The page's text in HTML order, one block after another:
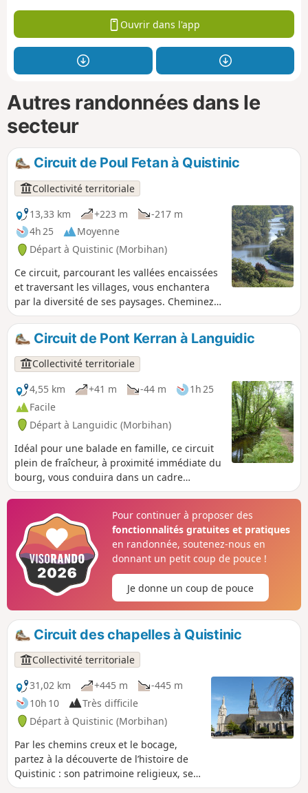
Ouvrir dans l'app
Autres randonnées dans le
secteur
Circuit de Poul Fetan à Quistinic
Collectivité territoriale
13,33 km
+223 m
-217 m
4h 25
Moyenne
Départ à Quistinic (Morbihan)
Ce circuit, parcourant les vallées encaissées
et traversant les villages, vous enchantera
par la diversité de ses paysages. Cheminez
dans d’extraordinaires chemins creux
ombragés par des hêtres centenaires. De
Poul Fetan au Blavet, laissez-vous conter
l’histoire du monde rural gravée dans la
pierre, maisons, granges, puits, fours à
pain, moulins. Au retour, à la belle saison,
allez découvrir Poul Fetan et plongez-vous
dans la vie d'un village en 1850.
Circuit de Pont Kerran à Languidic
Collectivité territoriale
4,55 km
+41 m -44 m
1h 25
Facile
Départ à Languidic (Morbihan)
Idéal pour une balade en famille, ce circuit
plein de fraîcheur, à proximité immédiate du
bourg, vous conduira dans un cadre
verdoyant à travers bois et le long de la
patrimoine lié à l’eau : fontaines, lavoirs,
ponts, moulin…
Pour continuer à proposer des
fonctionnalités gratuites et pratiques
en randonnée, soutenez-nous en
donnant un petit coup de pouce !
Je donne un coup de pouce
Circuit des chapelles à Quistinic
Collectivité territoriale
31,02 km
+445 m
-445 m
10h 10
Très difficile
Départ à Quistinic (Morbihan)
Par les chemins creux et le bocage,
partez à la découverte de l’histoire de
Quistinic : son patrimoine religieux, ses
villages, ses ponts et ses écluses.